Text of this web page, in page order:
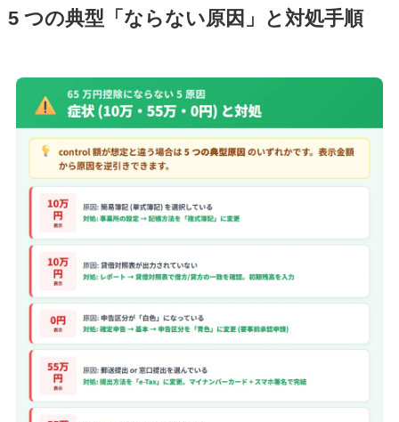
5 つの典型「ならない原因」と対処手順